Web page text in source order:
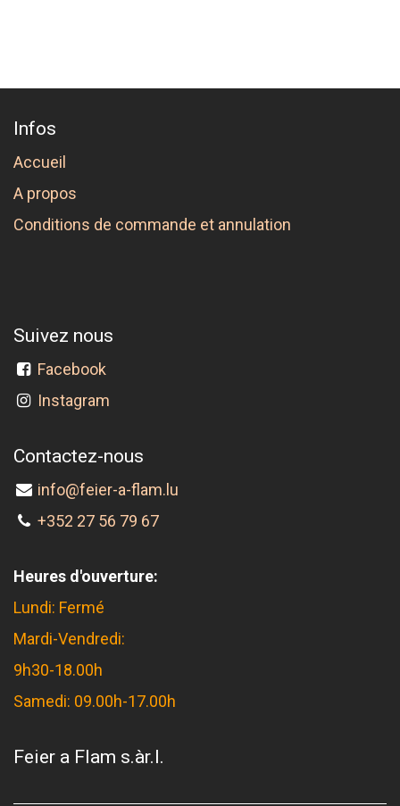
Infos
Accueil
A propos
Conditions de commande et annulation
Suivez nous
Facebook
Instagram
Contactez-nous
info@feier-a-flam.lu
+352 27 56 79 67
Heures d'ouverture:
Lundi: Fermé
Mardi-Vendredi:
9h30-18.00h
Samedi: 09.00h-17.00h
Feier a Flam s.àr.l.